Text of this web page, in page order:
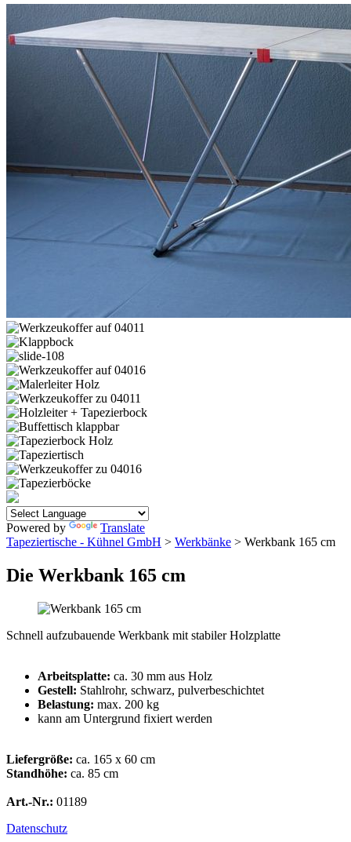
Powered by
Translate
Tapeziertische - Kühnel GmbH > Werkbänke > Werkbank 165 cm
Die Werkbank 165 cm
Schnell aufzubauende Werkbank mit stabiler Holzplatte
Arbeitsplatte: ca. 30 mm aus Holz
Gestell: Stahlrohr, schwarz, pulverbeschichtet
Belastung: max. 200 kg
kann am Untergrund fixiert werden
Liefergröße: ca. 165 x 60 cm
Standhöhe: ca. 85 cm
Art.-Nr.: 01189
Datenschutz